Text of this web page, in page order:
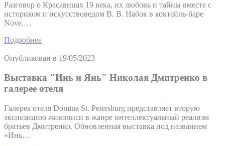
Разговор о Красавицах 19 века, их любовь и тайны вместе с
историком и искусствоведом В. В. Набок в коктейль-баре
Nove.…
Подробнее
Опубликован в 19/05/2023
Выставка "Инь и Янь" Николая Дмитренко в
галерее отеля
Галерея отеля Domina St. Petersburg представляет вторую
экспозицию живописи в жанре интеллектуальный реализм
братьев Дмитренко. Обновленная выставка под названием
«Инь…